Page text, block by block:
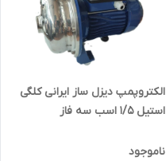
الکتروپمپ دیزل ساز ایرانی کلگی
استیل ۱/۵ اسب سه فاز
ناموجود